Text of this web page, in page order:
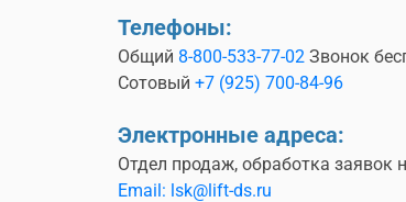
Телефоны:
Общий 8-800-533-77-02 Звонок
Сотовый +7 (925) 700-84-96
Электронные адреса:
Отдел продаж, обработка заявок
Email: lsk@lift-ds.ru